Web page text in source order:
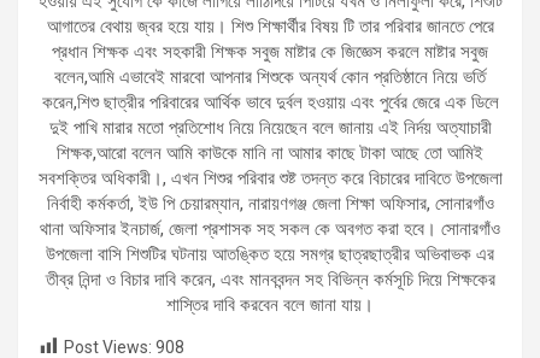
আগাতের বেথায় জ্বর হয়ে যায়। শিশু শিক্ষার্থীর বিষয় টি তার পরিবার জানতে পেরে
প্রধান শিক্ষক এবং সহকারী শিক্ষক সবুজ মাষ্টার কে জিজ্ঞেস করলে মাষ্টার সবুজ
বলেন,আমি এভাবেই মারবো আপনার শিশুকে অন্যর্থ কোন প্রতিষ্ঠানে নিয়ে ভর্তি
করেন,শিশু ছাত্রীর পরিবারের আর্থিক ভাবে দুর্বল হওয়ায় এবং পুর্বের জেরে এক ডিলে
দুই পাখি মারার মতো প্রতিশোধ নিয়ে নিয়েছেন বলে জানায় এই নির্দয় অত্যাচারী
শিক্ষক,আরো বলেন আমি কাউকে মানি না আমার কাছে টাকা আছে তো আমিই
সবশক্তির অধিকারী।, এখন শিশুর পরিবার শুষ্ট তদন্ত করে বিচারের দাবিতে উপজেলা
নির্বাহী কর্মকর্তা, ইউ পি চেয়ারম্যান, নারায়ণগঞ্জ জেলা শিক্ষা অফিসার, সোনারগাঁও
থানা অফিসার ইনচার্জ, জেলা প্রশাসক সহ সকল কে অবগত করা হবে। সোনারগাঁও
উপজেলা বাসি শিশুটির ঘটনায় আতঙ্কিত হয়ে সমগ্র ছাত্রছাত্রীর অভিবাভক এর
তীব্র নিন্দা ও বিচার দাবি করেন, এবং মানববন্দন সহ বিভিন্ন কর্মসূচি দিয়ে শিক্ষকের
শাস্তির দাবি করবেন বলে জানা যায়।
Post Views: 908